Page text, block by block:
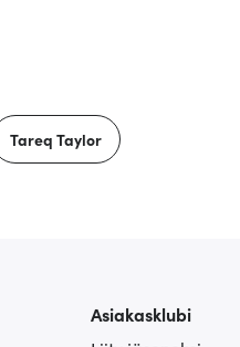
Tareq Taylor
Asiakasklubi